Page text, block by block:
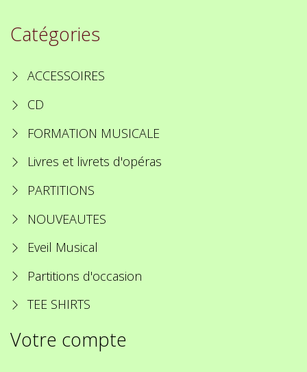
Catégories
ACCESSOIRES
CD
FORMATION MUSICALE
Livres et livrets d'opéras
PARTITIONS
NOUVEAUTES
Eveil Musical
Partitions d'occasion
TEE SHIRTS
Votre compte